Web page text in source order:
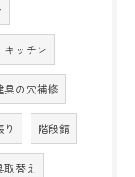
ッチン
具の穴補修
階段錆
取替え